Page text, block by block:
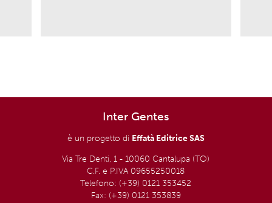
Inter Gentes
è un progetto di Effatà Editrice SAS
Via Tre Denti, 1 - 10060 Cantalupa (TO)
C.F. e P.IVA 09655250018
Telefono: (+39) 0121 353452
Fax: (+39) 0121 353839